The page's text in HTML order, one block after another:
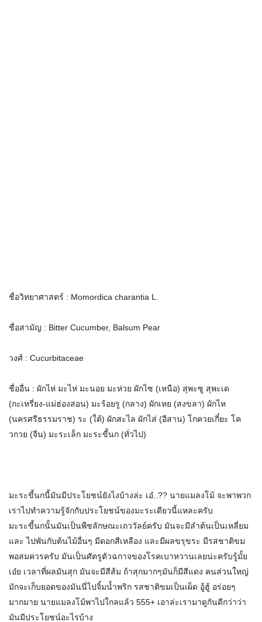
ชื่อวิทยาศาสตร์ : Momordica charantia L.
ชื่อสามัญ : Bitter Cucumber, Balsum Pear
วงศ์ : Cucurbitaceae
ชื่ออื่น : ผักไห่ มะไห่ มะนอย มะห่วย ผักไซ (เหนือ) สุพะซู สุพะเด
(กะเหรี่ยง-แม่ฮ่องสอน) มะร้อยรู (กลาง) ผักเหย (สงขลา) ผักไห
(นครศรีธรรมราช) ระ (ใต้) ผักสะไล ผักไส่ (อีสาน) โกควยเกี๋ยะ โค
วกวย (จีน) มะระเล็ก มะระขี้นก (ทั่วไป)
มะระขี้นกนี้มันมีประโยชน์ยังไงบ้างล่ะ เอ๋..?? นายแมลงโม้ จะพาพวก
เราไปทำความรู้จักกับประโยชน์ของมะระเดียวนี้แหละครับ
มะระขี้นกนั้นมันเป็นพืชลักษณะเถววัลย์ครับ มันจะมีลำต้นเป็นเหลี่ยม
และ ไปพันกับต้นไม้อื่นๆ มีดอกสีเหลือง และมีผลขรุขระ มีรสชาติขม
พอสมควรครับ มันเป็นศัตรูตัวฉกาจของโรคเบาหวานเลยน่ะครับรู้มั้ย
เอ๋ย เวลาที่ผลมันสุก มันจะมีสีส้ม ถ้าสุกมากๆมันก็มีสีแดง คนส่วนใหญ่
มักจะเก็บยอดของมันนี่ไปจิ้มน้ำพริก รสชาติขมเป็นเผ็ด อู้ฮู้ อร่อยๆ
มากมาย นายแมลงโม้พาไปใกลแล้ว 555+ เอาล่ะเรามาดูกันดีกว่าว่า
มันมีประโยชน์อะไรบ้าง